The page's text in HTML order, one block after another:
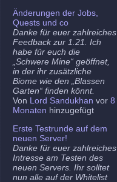
Änderungen der Jobs,
Quests und co
Danke für euer zahlreiches
Feedback zur 1.21. Ich
habe für euch die
„Schwere Mine“ geöffnet,
in der ihr zusätzliche
Biome wie den „Blassen
Garten“ finden könnt.
Von Lord Sandukhan vor 8
Monaten hinzugefügt
Erste Testrunde auf dem
neuen Server!
Danke für euer zahlreiches
Intresse am Testen des
neuen Servers. Ihr solltet
nun alle auf der Whitelist